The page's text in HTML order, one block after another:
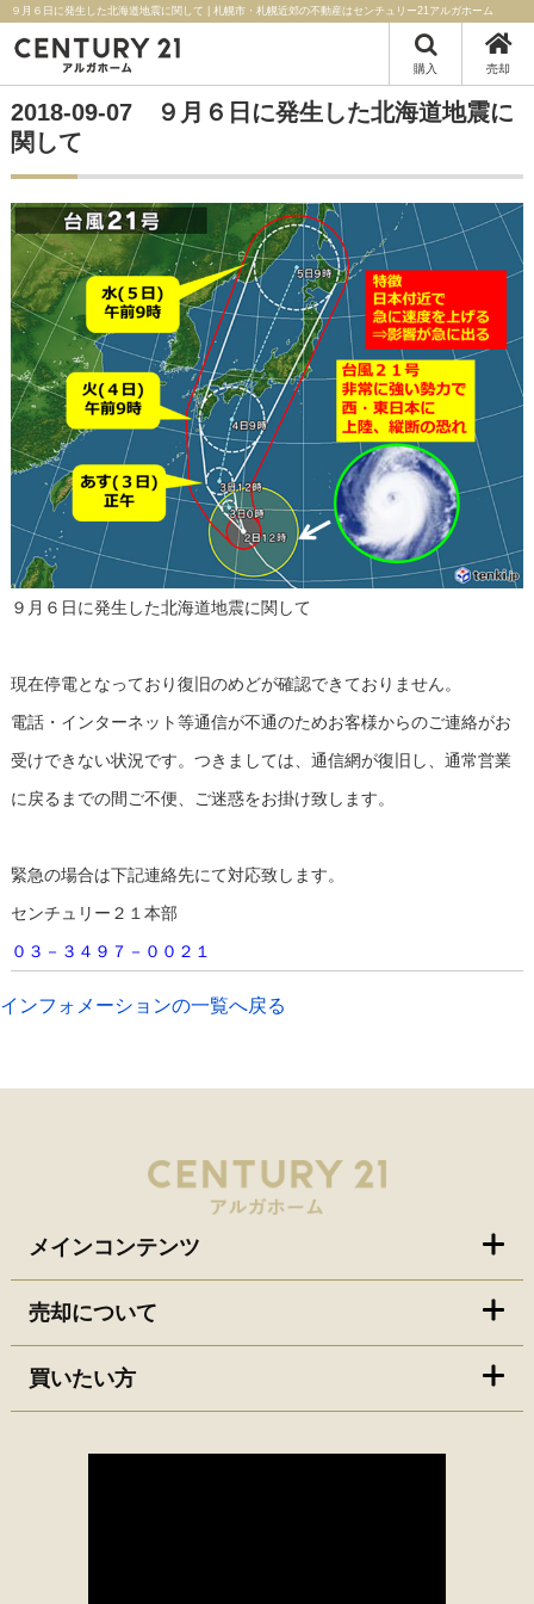
９月６日に発生した北海道地震に関して | 札幌市・札幌近郊の不動産はセンチュリー21アルガホーム
購入 売却
2018-09-07 ９月６日に発生した北海道地震に
関して
９月６日に発生した北海道地震に関して
現在停電となっており復旧のめどが確認できておりません。
電話・インターネット等通信が不通のためお客様からのご連絡がお
受けできない状況です。つきましては、通信網が復旧し、通常営業
に戻るまでの間ご不便、ご迷惑をお掛け致します。
緊急の場合は下記連絡先にて対応致します。
センチュリー２１本部
０３－３４９７－００２１
インフォメーションの一覧へ戻る
メインコンテンツ
売却について
買いたい方